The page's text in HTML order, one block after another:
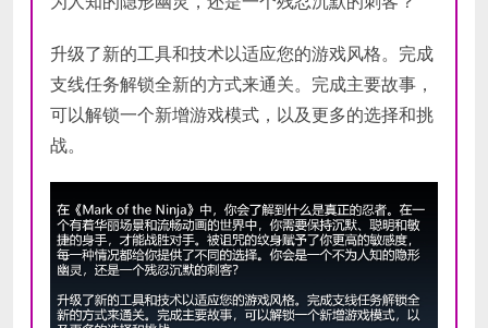
升级了新的工具和技术以适应您的游戏风格。完成
支线任务解锁全新的方式来通关。完成主要故事，
可以解锁一个新增游戏模式，以及更多的选择和挑
战。